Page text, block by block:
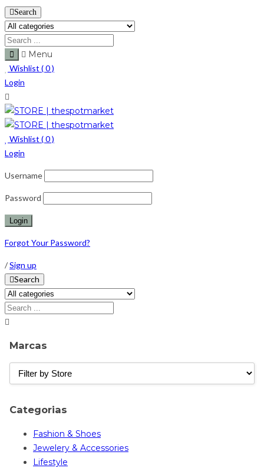
Search
Menu
Wishlist (0)
Login
Wishlist (0)
Login
Username
Password
Forgot Your Password?
/Sign up
Search
Marcas
Categorias
Fashion & Shoes
Jewelery & Accessories
Lifestyle